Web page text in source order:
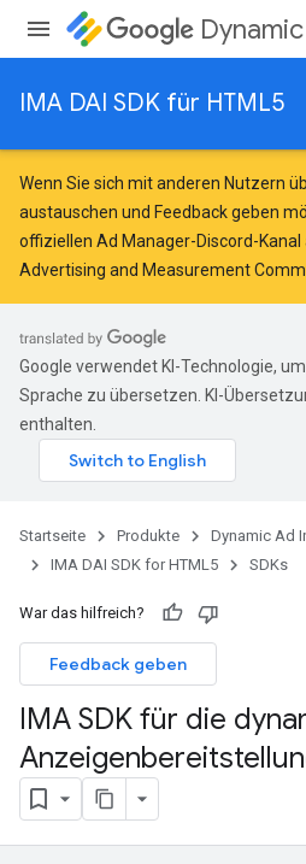
Dynamic
IMA DAI SDK für HTML5
Wenn Sie sich mit anderen Nutzern
austauschen und Feedback geben
offiziellen Ad Manager-Discord-
Advertising and Measurement
Google verwendet KI-Technologie,
Sprache zu übersetzen. KI-
enthalten.
Startseite Produkte
Dynamic Ad
IMA DAI SDK for HTML5
SDKs
War das hilfreich?
Feedback geben
IMA SDK für die